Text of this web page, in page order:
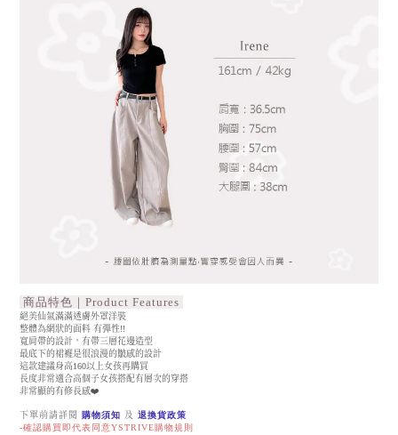
商品特色｜Product Features
絕美仙氣滿滿透膚外罩洋裝
整體為網狀的面料 有彈性!!
寬肩帶的設計，有帶三層花邊造型
最底下的裙襬是很浪漫的皺感的設計
這款建議身高160以上女孩再購買
長度非常適合高個子女孩搭配有層次的穿搭
非常顯的有修長感❤️
下單前請詳閱 購物須知 及 退換貨政策
-確認購買即代表同意YSTRIVE購物規則